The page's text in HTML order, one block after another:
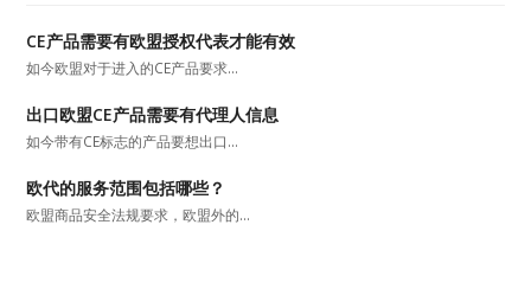
CE产品需要有欧盟授权代表才能有效
如今欧盟对于进入的CE产品要求…
出口欧盟CE产品需要有代理人信息
如今带有CE标志的产品要想出口…
欧代的服务范围包括哪些？
欧盟商品安全法规要求，欧盟外的…